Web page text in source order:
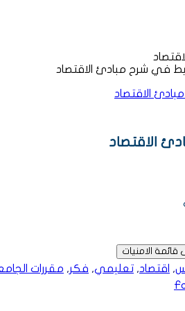
في شرح مبادئ الاقتصاد
الاقتصاد
قائمة الامنيات
, اقتصاد, تعليمي, فكر, مقررات